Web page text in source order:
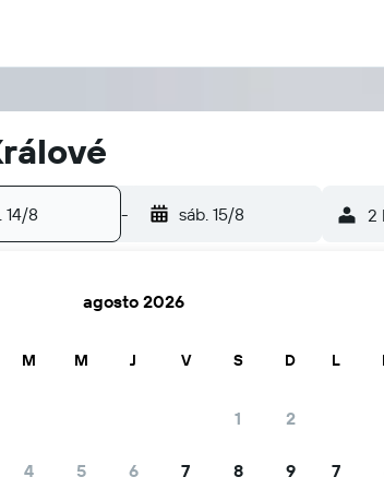
14/8 - sáb. 15/8 2
elige KAYAK
agosto 2026
M M J V S D
1 2
4 5 6 7 8 9
L
7